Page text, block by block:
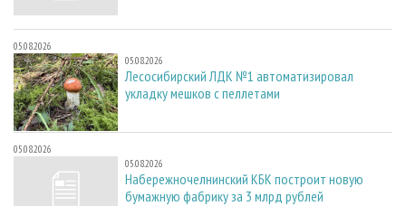
05.08.2026
05.08.2026
Лесосибирский ЛДК №1 автоматизировал
укладку мешков с пеллетами
05.08.2026
05.08.2026
Набережночелнинский КБК построит новую
бумажную фабрику за 3 млрд рублей